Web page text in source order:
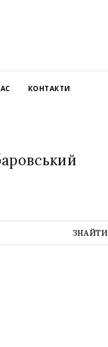
КОНТАКТИ
ЗНАЙТИ